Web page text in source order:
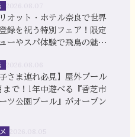
リオット・ホテル奈良で世界
録を祝う特別フェア！限定
ーやスパ体験で飛鳥の魅力
子さま連れ必見】屋外プール
まで！1年中遊べる『香芝市
ツ公園プール』がオープン